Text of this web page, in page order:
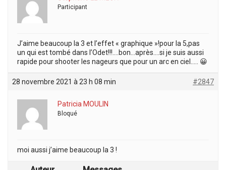
Participant
J’aime beaucoup la 3 et l’effet « graphique »!pour la 5,pas
un qui est tombé dans l’Odet!!!….bon…après….si je suis aussi
rapide pour shooter les nageurs que pour un arc en ciel….. 😀
28 novembre 2021 à 23 h 08 min #2847
Patricia MOULIN
Bloqué
moi aussi j’aime beaucoup la 3 !